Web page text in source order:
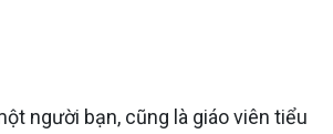
người bạn, cũng là giáo viên tiểu